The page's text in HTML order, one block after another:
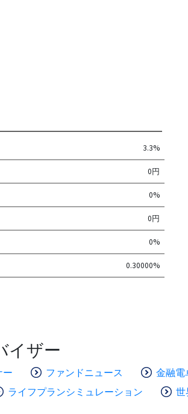
3.3%
0円
0%
0円
0%
0.30000%
イザー
ー ファンドニュース 金融電
ライフプランシミュレーション 世